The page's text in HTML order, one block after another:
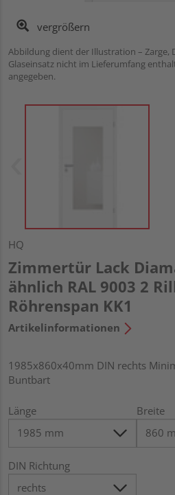
vergrößern
Abbildung dient der Illustration – Zarge,
Glaseinsatz nicht im Lieferumfang
angegeben.
HQ
Zimmertür Lack
ähnlich RAL 9003 2
Röhrenspan KK1
Artikelinformationen
1985x860x40mm DIN rechts
Buntbart
Länge Breite
DIN Richtung